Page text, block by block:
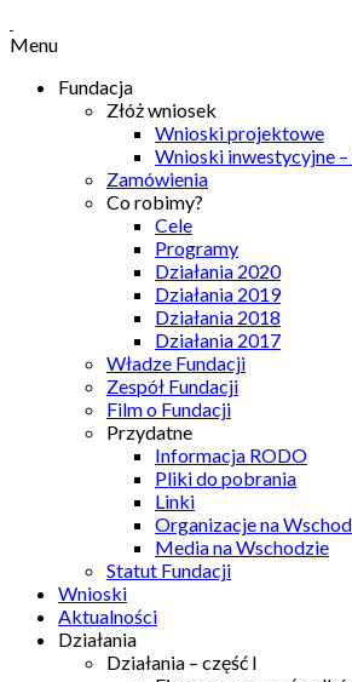
Menu
Fundacja
Złóż wniosek
Wnioski projektowe
Wnioski inwestycyjne
Zamówienia
Co robimy?
Cele
Programy
Działania 2020
Działania 2019
Działania 2018
Działania 2017
Władze Fundacji
Zespół Fundacji
Film o Fundacji
Przydatne
Informacja RODO
Pliki do pobrania
Linki
Organizacje na
Media na Wschodzie
Statut Fundacji
Wnioski
Aktualności
Działania
Działania – część I